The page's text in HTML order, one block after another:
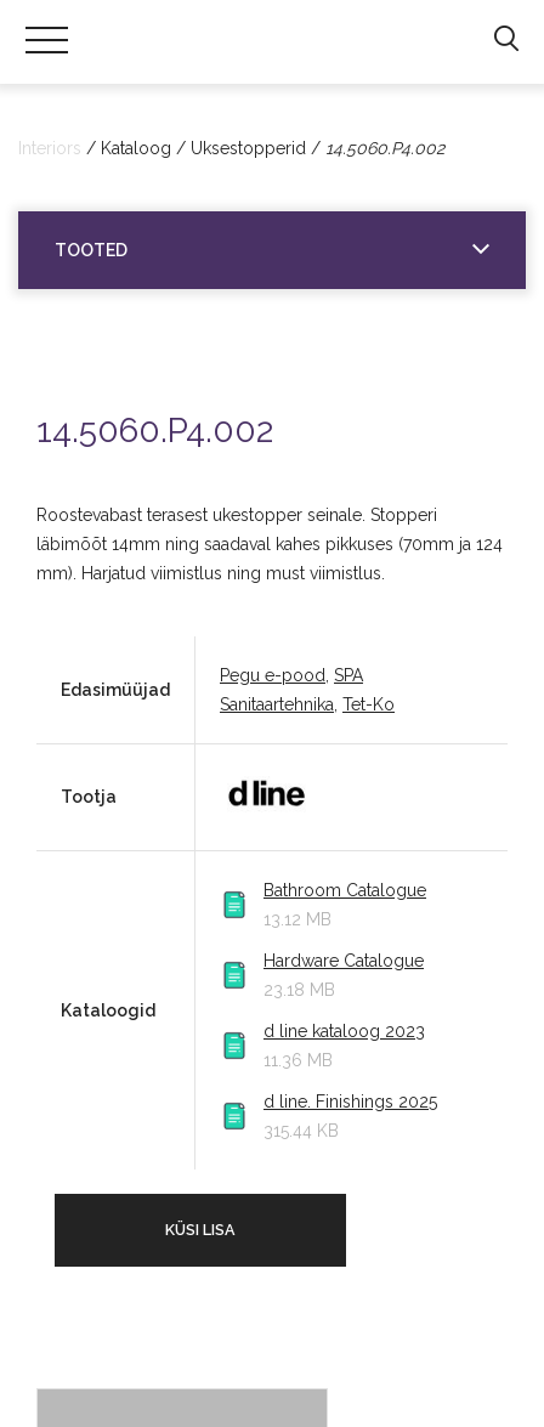
Hals
Sanitaartehniliste
toodete
import
ning
Interiors Kataloog Uksestopperid 14.5060.P4.002
TOOTED
14.5060.P4.002
Roostevabast terasest ukestopper seinale. Stopperi
läbimõõt 14mm ning saadaval kahes pikkuses (70mm ja 124
mm). Harjatud viimistlus ning must viimistlus.
Edasimüüjad
Pegu e-pood SPA
Sanitaartehnika Tet-Ko
Tootja
Kataloogid
Bathroom Catalogue
13.12 MB
Hardware Catalogue
23.18 MB
d line kataloog 2023
11.36 MB
d line. Finishings 2025
315.44 KB
KÜSI LISA